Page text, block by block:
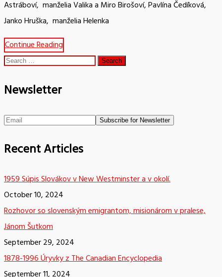
Astráboví, manželia Valika a Miro Birošoví, Pavlína Čedíková,
Janko Hruška, manželia Helenka
Continue Reading
Search
Newsletter
Recent Articles
1959 Súpis Slovákov v New Westminster a v okolí.
October 10, 2024
Rozhovor so slovenským emigrantom, misionárom v pralese,
Jánom Šutkom
September 29, 2024
1878-1996 Úryvky z The Canadian Encyclopedia